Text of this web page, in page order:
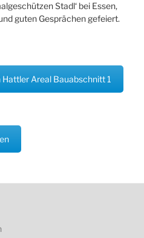
Stadl‘ bei Essen,
guten Gesprächen gefeiert.
Areal Bauabschnitt 1